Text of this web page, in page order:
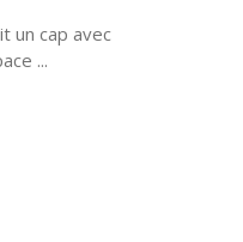
un cap avec
...